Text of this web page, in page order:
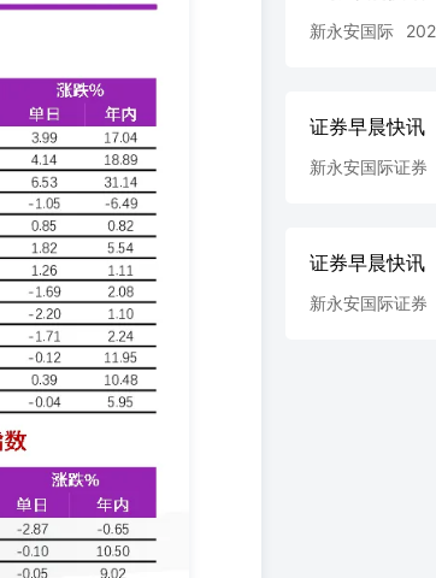
事安全保障。特朗普指示美国外
僵局，虽然白宫同意放弃关于乌
障。 ➢特朗普签署备忘录指示美
国进口商品征收关税，并提议对
幅领先极右翼的选择党和总理
FINANCIAL
爆，据富途证券新股认购数据显
重启香港上市计划，拟筹39亿
行(IPO)计划，最快于本月向港
批速度正在加快。《彭博》早
市场在高利率和重大地缘政治事
，该公司为奥特曼和小马宝莉等
引述知情人士透露，无锡先导
元)。先导智能是中国最大的电
宜，还可能有更多银行加入保荐
生变化。先导智能的客户包括宁
前在苏黎世发行全球存托凭证的
值约51亿美元。 资料来源：彭
希·默茨率领下赢得周日的联邦大
司ARD的预测显示，默茨的基督
民党以16.1%的比率屈居第三，
乌克兰的战争久拖不决且美国总
特别重要的意义。默茨领导的中
新永安国际
证券早晨快讯
新永安国际证券
证券早晨快讯
新永安国际证券